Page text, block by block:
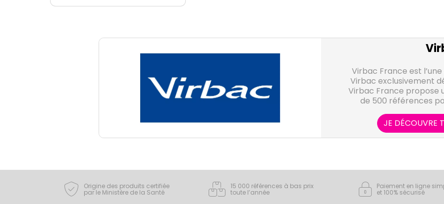
Virbac France est
Virbac exclusivement
Virbac France propose
de 500 références
porcins, et faune
associés dédiés aux
spécialisés
JE DÉCOUVRE
Origine des produits certifiée
par le Ministère de la Santé
15 000 références à bas prix
toute l’année
Paiement en ligne
et 100% sécurisé